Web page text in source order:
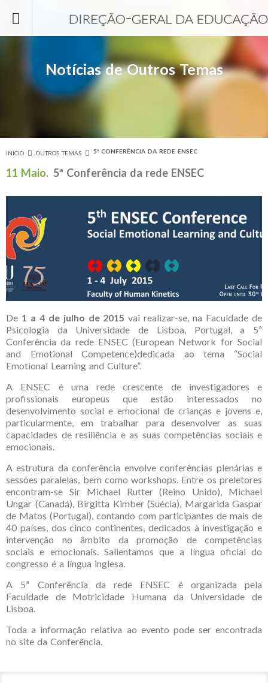
Notícias de Outros Temas
Está aqui
INÍCIO OUTROS TEMAS 5ª CONFERÊNCIA DA REDE ENSEC
11 Maio. 5ª Conferência da rede ENSEC
De 1 a 4 de julho de 2015vai realizar-se, na Faculdade de
Psicologia da Universidade de Lisboa, Portugal, a 5ª
Conferência da rede ENSEC (European Network for Social
and Emotional Competence)dedicada ao tema “Social
Emotional Learning and Culture”.
A ENSEC é uma rede crescente de investigadores e
profissionais europeus que estão interessados no
desenvolvimento social e emocional de crianças e jovens e,
particularmente, em trabalhar para desenvolver as suas
capacidades de resiliência e as suas competências sociais e
emocionais.
A estrutura da conferência envolve conferências plenárias e
sessões paralelas, bem como workshops. Entre os preletores
encontram-se Sir Michael Rutter (Reino Unido), Michael
Ungar (Canadá), Birgitta Kimber (Suécia), Margarida Gaspar
de Matos (Portugal), contando com participantes de mais de
40 países, dos cinco continentes, dedicados à investigação e
intervenção no âmbito da promoção de competências
sociais e emocionais. Salientamos que a língua oficial do
congresso é a língua inglesa.
A 5ª Conferência da rede ENSEC é organizada pela
Faculdade de Motricidade Humana da Universidade de
Lisboa.
Toda a informação relativa ao evento pode ser encontrada
no site da Conferência.